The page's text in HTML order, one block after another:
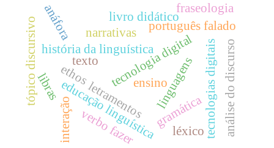
linguagens
letramentosensino
tecnologia digital
gramática
história da linguística
português falado
texto
educação linguística tecnologias digitais
narrativas
interação
tópico discursivo
verbo fazer
anáfora livro didático
análise do discurso
ethos
fraseologia
léxico
libras